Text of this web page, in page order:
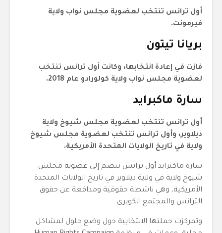
أول ترانس تنتخب لعضوية مجلس نواب ولاية
فيرمونت.
بريانا تيتون
فازت في إعادة انتخابها، وكانت أول ترانس تنتخب
لعضوية مجلس نواب ولاية كولورادو عام 2018.
سارة ماكبرايد
أول ترانس تنتخب لعضوية مجلس شيوخ ولاية
ديلاوير، وأول ترانس تنتخب لعضوية مجلس شيوخ
ولاية في تاريخ الولايات المتحدة الأمريكية.
سارة ماكبرايد أول ترانس تنضم إلى عضوية مجلس
شيوخ ولاية في ولاية ديلاوير في تاريخ الولايات المتحدة
الأمريكية، وهي ناشطة حقوقية ومدافعة عن حقوق
الترانس والمجتمع الكويري.
وتمركزت حملتها الانتخابية حول وضع حلول لمشاكل